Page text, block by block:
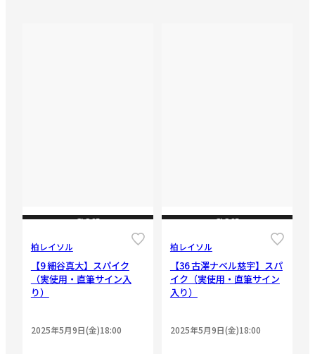
CLOSE
柏レイソル
【9 細谷真大】スパイク
（実使用・直筆サイン入
り）
2025年5月9日(金)18:00
CLOSE
柏レイソル
【36 古澤ナベル慈宇】スパ
イク（実使用・直筆サイン
入り）
2025年5月9日(金)18:00